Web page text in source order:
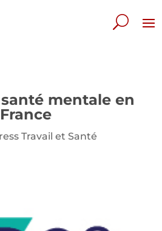
mentale en
France
Travail et Santé